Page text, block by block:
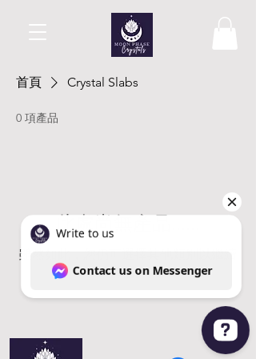
首頁 Crystal Slabs
0 項產品
此處尚無產品......
雖然如此，您仍可選擇其他類別以繼續
購物。